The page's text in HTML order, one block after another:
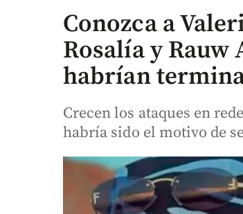
Conozca a
Rosalía y
habrían
Crecen los ataques en
habría sido el motivo de